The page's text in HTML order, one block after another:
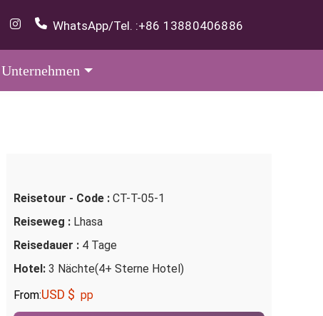
WhatsApp/Tel. :+86 13880406886
Unternehmen
Reisetour - Code : CT-T-05-1
Reiseweg : Lhasa
Reisedauer : 4 Tage
Hotel: 3 Nächte(4+ Sterne Hotel)
From:USD $ pp